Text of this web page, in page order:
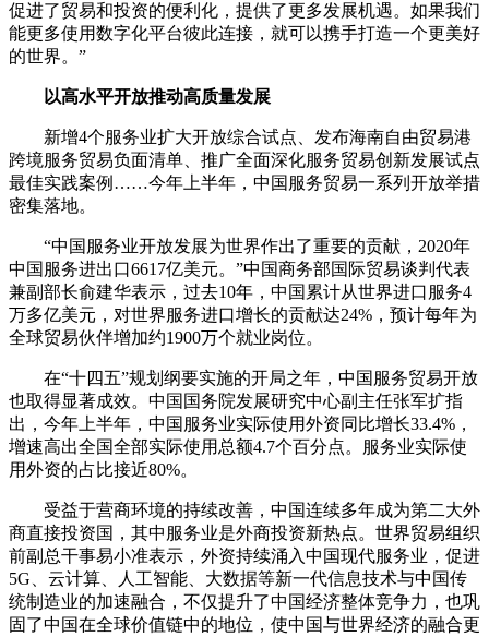
促进了贸易和投资的便利化，提供了更多发展机遇。如果我们
能更多使用数字化平台彼此连接，就可以携手打造一个更美好
的世界。”
以高水平开放推动高质量发展
新增4个服务业扩大开放综合试点、发布海南自由贸易港
跨境服务贸易负面清单、推广全面深化服务贸易创新发展试点
最佳实践案例……今年上半年，中国服务贸易一系列开放举措
密集落地。
“中国服务业开放发展为世界作出了重要的贡献，2020年
中国服务进出口6617亿美元。”中国商务部国际贸易谈判代表
兼副部长俞建华表示，过去10年，中国累计从世界进口服务4
万多亿美元，对世界服务进口增长的贡献达24%，预计每年为
全球贸易伙伴增加约1900万个就业岗位。
在“十四五”规划纲要实施的开局之年，中国服务贸易开放
也取得显著成效。中国国务院发展研究中心副主任张军扩指
出，今年上半年，中国服务业实际使用外资同比增长33.4%，
增速高出全国全部实际使用总额4.7个百分点。服务业实际使
用外资的占比接近80%。
受益于营商环境的持续改善，中国连续多年成为第二大外
商直接投资国，其中服务业是外商投资新热点。世界贸易组织
前副总干事易小准表示，外资持续涌入中国现代服务业，促进
5G、云计算、人工智能、大数据等新一代信息技术与中国传
统制造业的加速融合，不仅提升了中国经济整体竞争力，也巩
固了中国在全球价值链中的地位，使中国与世界经济的融合更